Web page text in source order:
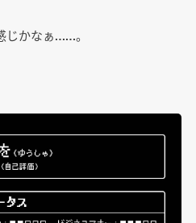
じかなぁ……。